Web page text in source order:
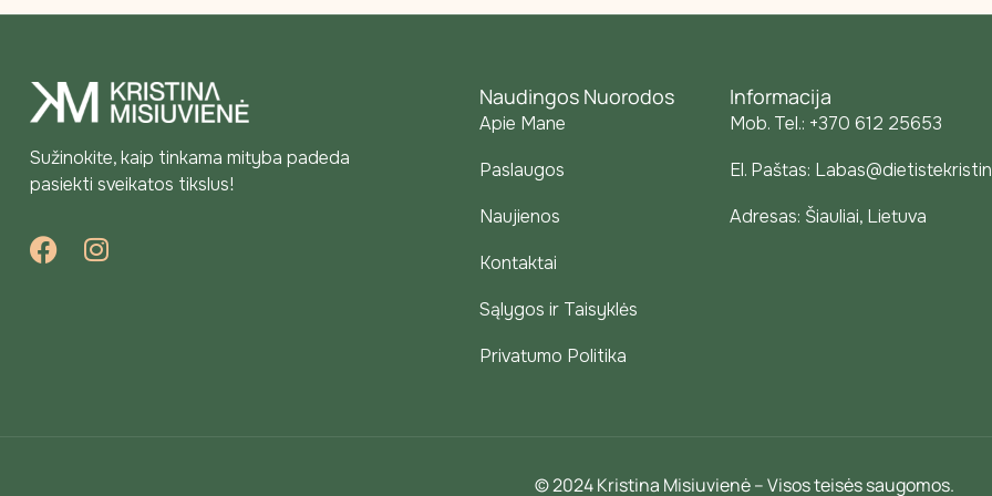
Sužinokite, kaip tinkama mityba padeda
pasiekti sveikatos tikslus!
Naudingos Nuorodos
Apie Mane
Paslaugos
Naujienos
Kontaktai
Sąlygos ir Taisyklės
Privatumo Politika
Informacija
Mob. Tel.: +370 612 25653
El. Paštas:
Adresas: Šiauliai, Lietuva
© 2024 Kristina Misiuvienė – Visos teisės saugomos.